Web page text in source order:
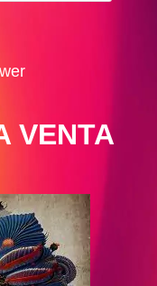
VENTA